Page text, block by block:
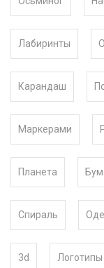
Лабиринты
Карандаш
Маркерами
Планета
Спираль
3d Логотипы